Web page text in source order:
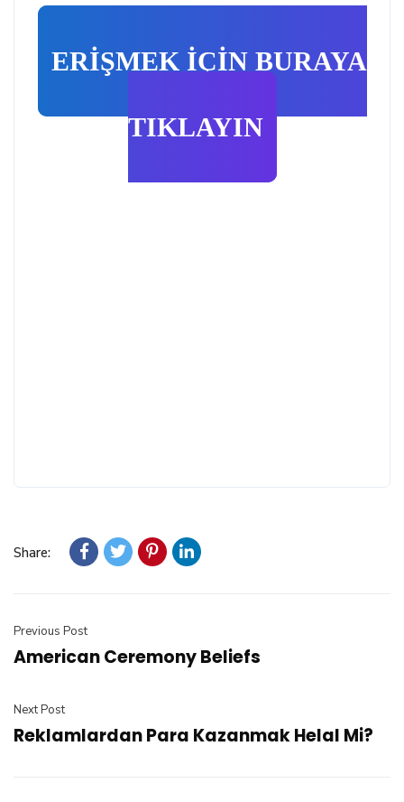
ERİŞMEK İÇİN BURAYA
TIKLAYIN
Share:
Previous Post
American Ceremony Beliefs
Next Post
Reklamlardan Para Kazanmak Helal Mi?